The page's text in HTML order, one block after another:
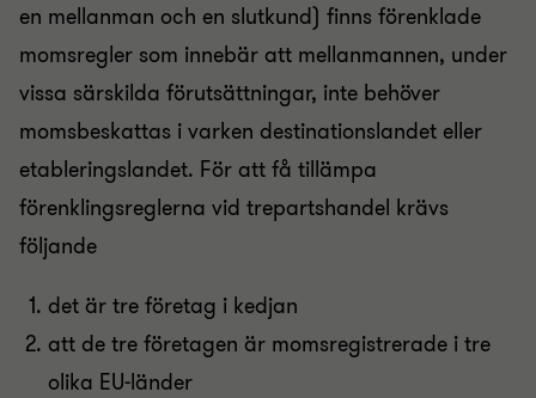
en mellanman och en slutkund) finns förenklade
momsregler som innebär att mellanmannen, under
vissa särskilda förutsättningar, inte behöver
momsbeskattas i varken destinationslandet eller
etableringslandet. För att få tillämpa
förenklingsreglerna vid trepartshandel krävs
följande
det är tre företag i kedjan
att de tre företagen är momsregistrerade i tre
olika EU-länder